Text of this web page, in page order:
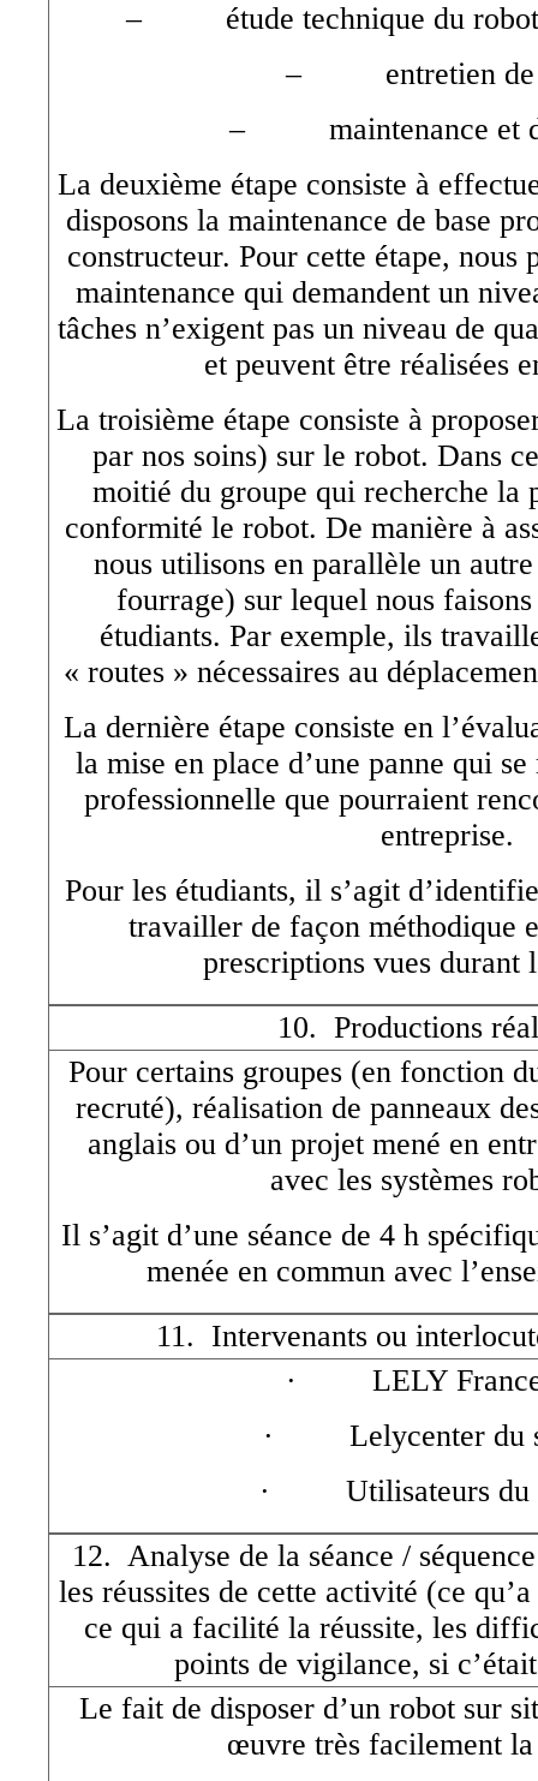
– étude technique du robot
– entretien de
– maintenance et
La deuxième étape consiste à
disposons la maintenance de base
constructeur. Pour cette étape, nous
maintenance qui demandent un
tâches n’exigent pas un niveau de
et peuvent être réalisées
La troisième étape consiste à
par nos soins) sur le robot. Dans
moitié du groupe qui recherche la
conformité le robot. De manière à
nous utilisons en parallèle un
fourrage) sur lequel nous
étudiants. Par exemple, ils
« routes » nécessaires au
La dernière étape consiste en
la mise en place d’une panne qui
professionnelle que pourraient
entreprise.
Pour les étudiants, il s’agit
travailler de façon méthodique
prescriptions vues durant
10. Productions
Pour certains groupes (en fonction
recruté), réalisation de panneaux
anglais ou d’un projet mené en
avec les systèmes
Il s’agit d’une séance de 4 h
menée en commun avec
11. Intervenants ou
· LELY France
· Lelycenter du
· Utilisateurs du
12. Analyse de la séance /
les réussites de cette activité (ce
ce qui a facilité la réussite, les
points de vigilance, si
Le fait de disposer d’un robot sur
œuvre très facilement la